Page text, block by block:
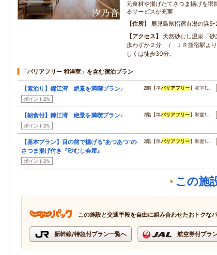
元食材や揚げたてさつま揚げを堪
るサービスが充実
住所
鹿児島県指宿市湯の浜
アクセス
天然砂むし温泉「
歩わずか２分 / ＪＲ指宿駅より
しくは徒歩30分。
「バリアフリー 和洋室」を含む宿泊プラン
【素泊り】錦江湾 絶景を満喫プラン♪
ポイント2%
2階【準バリアフリー】和室1…
【朝食付】錦江湾 絶景を満喫プラン♪
ポイント2%
2階【準バリアフリー】和室1…
【基本プラン】目の前で揚げる“あつあつ”の
さつま揚げ付き『砂むし会席』
ポイント2%
2階【準バリアフリー】和室1…
この施
この施設と交通手段を自由に組み合わせたおトクな
新幹線/特急付プラン一覧へ 航空券付プラ